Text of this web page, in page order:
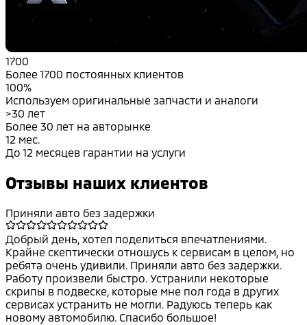
1700
Более 1700 постоянных клиентов
100%
Используем оригинальные запчасти и аналоги
>30 лет
Более 30 лет на авторынке
12 мес.
До 12 месяцев гарантии на услуги
Отзывы наших клиентов
Приняли авто без задержки
Добрый день, хотел поделиться впечатлениями.
Крайне скептически отношусь к сервисам в целом, но
ребята очень удивили. Приняли авто без задержки.
Работу произвели быстро. Устранили некоторые
скрипы в подвеске, которые мне пол года в других
сервисах устранить не могли. Радуюсь теперь как
новому автомобилю. Спасибо большое!